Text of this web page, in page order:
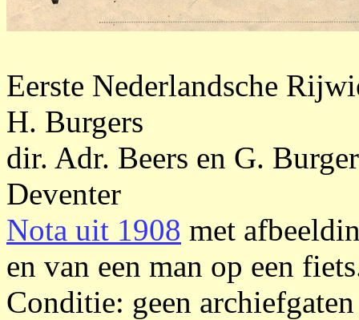
Eerste Nederlandsche
H. Burgers
dir. Adr. Beers en G.
Deventer
Nota uit 1908 met
en van een man op een
Conditie: geen